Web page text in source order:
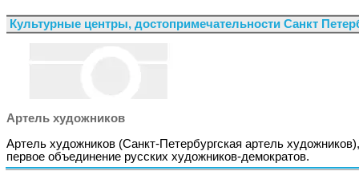
Культурные центры, достопримечательности Санкт
Артель художников
Артель художников (Санкт-Петербургская артель художников),
первое объединение русских художников-демократов.